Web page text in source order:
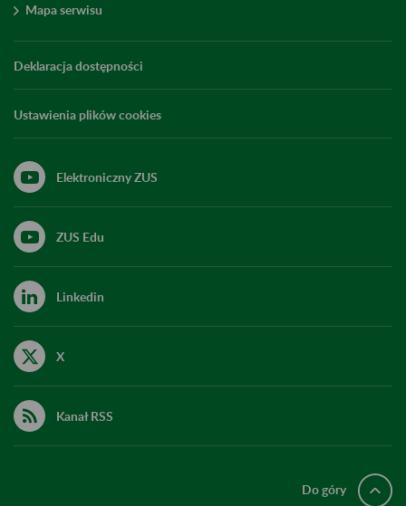
Mapa serwisu
Deklaracja dostępności
Ustawienia plików cookies
Elektroniczny ZUS
ZUS Edu
Linkedin
X
Kanał RSS
Do góry